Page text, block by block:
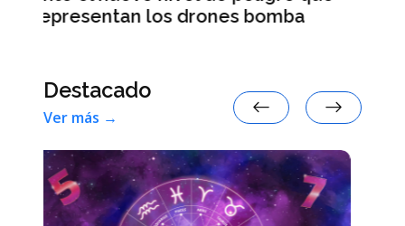
Destacado
Ver más →